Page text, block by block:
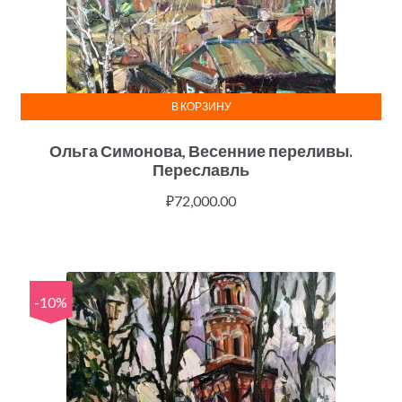
Ольга Симонова, Весенние переливы.
Переславль
₽72,000.00
В КОРЗИНУ
-10%